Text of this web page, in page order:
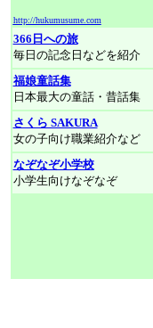
http://hukumusume.com
366日への旅
毎日の記念日などを紹介
福娘童話集
日本最大の童話・昔話集
さくら SAKURA
女の子向け職業紹介など
なぞなぞ小学校
小学生向けなぞなぞ